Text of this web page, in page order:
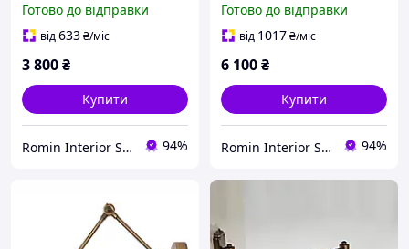
Готово до відправки
від633₴/міс
3 800₴
Купити
Romin Interior Store 94%
Готово до відправки
від 1017₴/міс
6 100₴
Купити
Romin Interior Store 94%